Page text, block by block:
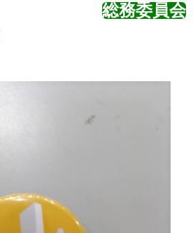
総務委員会